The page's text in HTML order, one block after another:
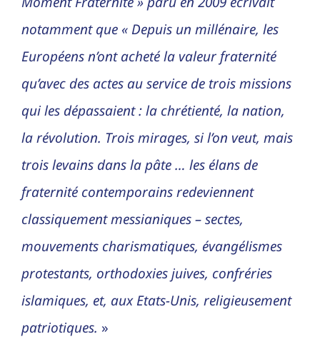
notamment que « Depuis un millénaire, les
Européens n’ont acheté la valeur fraternité
qu’avec des actes au service de trois missions
qui les dépassaient : la chrétienté, la nation,
la révolution. Trois mirages, si l’on veut, mais
trois levains dans la pâte … les élans de
fraternité contemporains redeviennent
classiquement messianiques – sectes,
mouvements charismatiques, évangélismes
protestants, orthodoxies juives, confréries
islamiques, et, aux Etats-Unis, religieusement
patriotiques. »